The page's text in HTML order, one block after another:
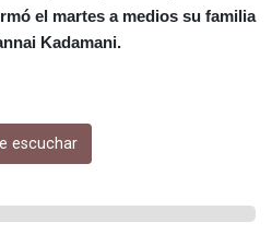
CVE 95.398565
ETB 160.971007
EUR 0.865461
el martes a medios su familia
Kadamani.
escuchar